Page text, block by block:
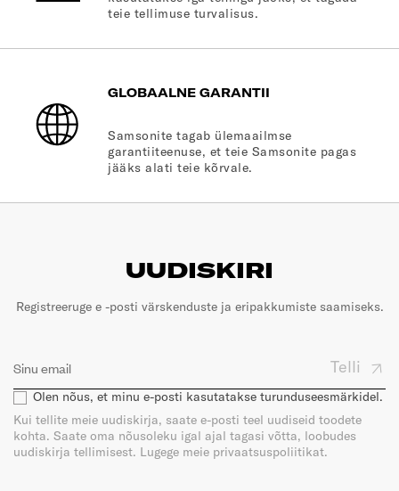
teie tellimuse turvalisus.
GLOBAALNE GARANTII
Samsonite tagab ülemaailmse
garantiiteenuse, et teie Samsonite pagas
jääks alati teie kõrvale.
UUDISKIRI
Registreeruge e -posti värskenduste ja eripakkumiste saamiseks.
Telli
Olen nõus, et minu e-posti kasutatakse turunduseesmärkidel.
Kui tellite meie uudiskirja, saate e-posti teel uudiseid toodete
kohta. Saate oma nõusoleku igal ajal tagasi võtta, loobudes
uudiskirja tellimisest. Lugege meie privaatsuspoliitikat.